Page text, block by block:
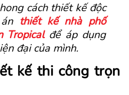
cách thiết kế độc
thiết kế nhà phố
Tropicalđể áp dụng
đại của mình.
kế thi công trọn